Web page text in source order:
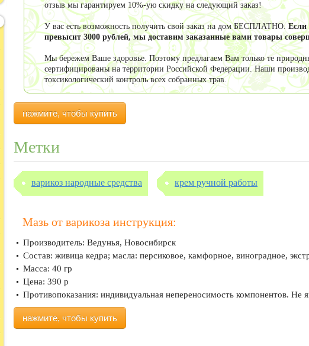
отзыв мы гарантируем 10%-ую скидку на следующий заказ!
У вас есть возможность получить свой заказ на дом БЕСПЛАТНО. Если
превысит 3000 рублей, мы доставим заказанные вами товары
Мы бережем Ваше здоровье. Поэтому предлагаем Вам только те
сертифицированы на территории Российской Федерации. Наши
токсикологический контроль всех собранных трав.
нажмите, чтобы купить
Метки
варикоз народные средства крем ручной работы
Мазь от варикоза инструкция:
Производитель: Ведунья, Новосибирск
Состав: живица кедра; масла: персиковое, камфорное, виноградное,
Масса: 40 гр
Цена: 390 р
Противопоказания: индивидуальная непереносимость компонентов. Не
нажмите, чтобы купить